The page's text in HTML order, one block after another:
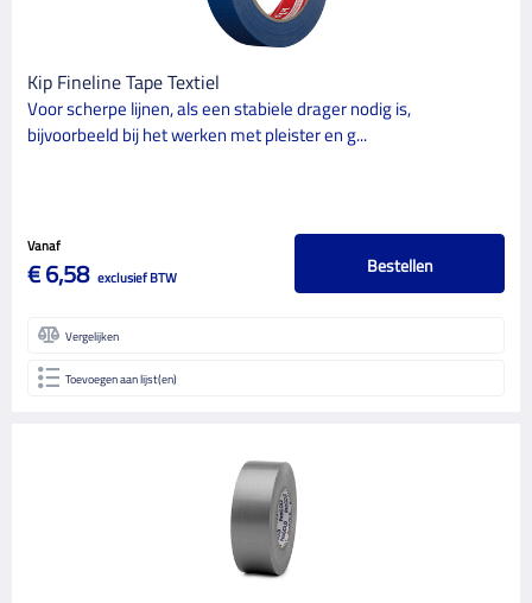
Kip Fineline Tape Textiel
Voor scherpe lijnen, als een stabiele drager nodig is,
bijvoorbeeld bij het werken met pleister en g...
Vanaf
€ 6,58 exclusief BTW Bestellen
Vergelijken
Toevoegen aan lijst(en)